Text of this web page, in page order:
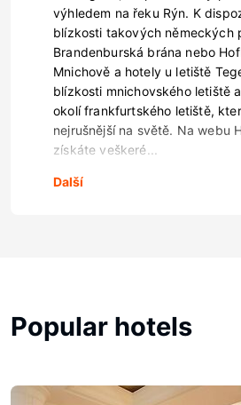
výhledem na řeku Rýn. K
blízkosti takových německých
Brandenburská brána nebo
Mnichově a hotely u letiště
blízkosti mnichovského letiště
okolí frankfurtského letiště,
nejrušnější na světě. Na webu
získáte veškeré...
Další
Popular hotels